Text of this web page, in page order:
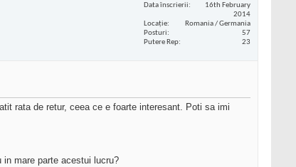
Data înscrierii
16th February
2014
Locaţie
Romania / Germania
Posturi
57
Putere Rep
23
rata de retur, ceea ce e foarte interesant. Poti sa imi
mare parte acestui lucru?